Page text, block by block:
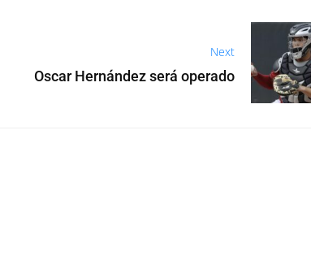
Next
Oscar Hernández será operado